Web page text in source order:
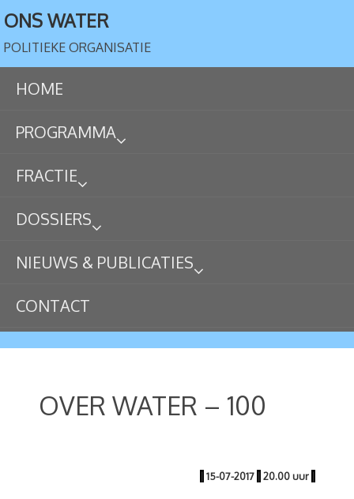
ONS WATER
POLITIEKE ORGANISATIE
HOME
PROGRAMMA
FRACTIE
DOSSIERS
NIEUWS & PUBLICATIES
CONTACT
OVER WATER – 100
| 15-07-2017 | 20.00 uur |